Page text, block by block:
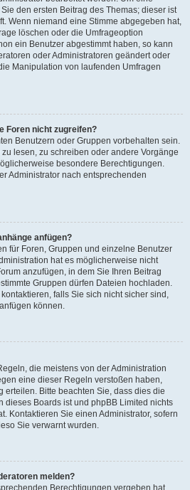
den ersten Beitrag des Themas; dieser ist
Wenn niemand eine Stimme abgegeben hat,
löschen oder die Umfrageoption
ein Benutzer abgestimmt haben, so kann
oder Administratoren geändert oder
Manipulation von laufenden Umfragen
Foren nicht zugreifen?
Benutzern oder Gruppen vorbehalten sein.
lesen, zu schreiben oder andere Vorgänge
besondere Berechtigungen.
Administrator nach entsprechenden
anfügen?
für Foren, Gruppen und einzelne Benutzer
hat es möglicherweise nicht
anzufügen, in dem Sie Ihren Beitrag
Gruppen dürfen Dateien hochladen.
falls Sie sich nicht sicher sind,
können.
die meistens von der Administration
eine dieser Regeln verstoßen haben,
erteilen. Bitte beachten Sie, dass dies die
dieses Boards ist und phpBB Limited nichts
Kontaktieren Sie einen Administrator, sofern
Sie verwarnt wurden.
melden?
Berechtigungen vergeben hat,